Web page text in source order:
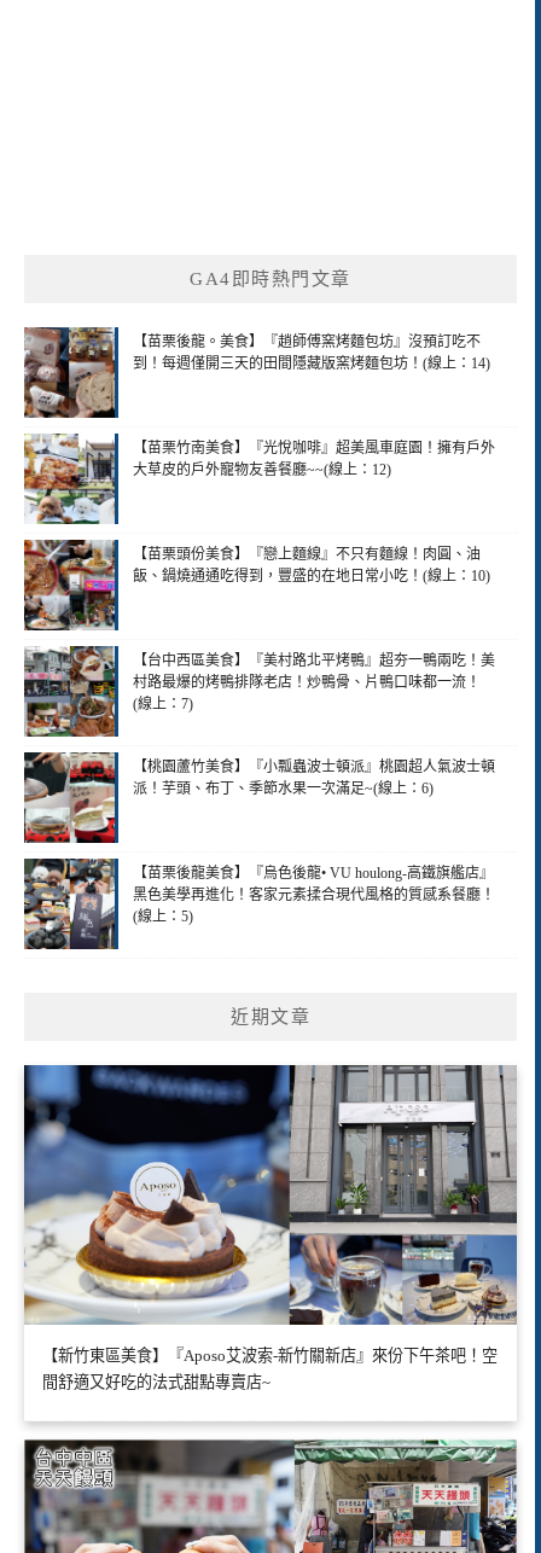
GA4即時熱門文章
【苗栗後龍。美食】『趙師傅窯烤麵包坊』沒預訂吃不
到！每週僅開三天的田間隱藏版窯烤麵包坊！(線上：14)
【苗栗竹南美食】『光悅咖啡』超美風車庭園！擁有戶外
大草皮的戶外寵物友善餐廳~~(線上：12)
【苗栗頭份美食】『戀上麵線』不只有麵線！肉圓、油
飯、鍋燒通通吃得到，豐盛的在地日常小吃！(線上：10)
【台中西區美食】『美村路北平烤鴨』超夯一鴨兩吃！美
村路最爆的烤鴨排隊老店！炒鴨骨、片鴨口味都一流！
(線上：7)
【桃園蘆竹美食】『小瓢蟲波士頓派』桃園超人氣波士頓
派！芋頭、布丁、季節水果一次滿足~(線上：6)
【苗栗後龍美食】『烏色後龍• VU houlong-高鐵旗艦店』
黑色美學再進化！客家元素揉合現代風格的質感系餐廳！
(線上：5)
近期文章
【新竹東區美食】『Aposo艾波索-新竹關新店』來份下午茶吧！空
間舒適又好吃的法式甜點專賣店~